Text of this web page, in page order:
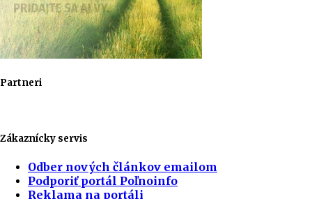
Partneri
Zákaznícky servis
Odber nových článkov emailom
Podporiť portál Poľnoinfo
Reklama na portáli